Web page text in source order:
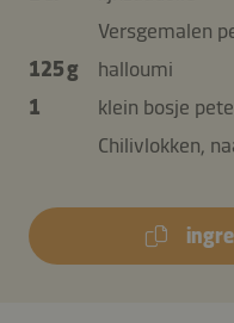
Versgemalen
125 g
halloumi
1
klein bosje
Chilivlokken,